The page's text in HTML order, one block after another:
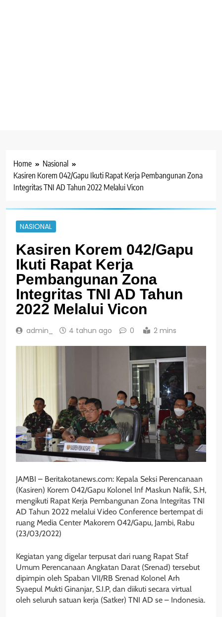
Home
Nasional
Kasiren Korem 042/Gapu Ikuti Rapat Kerja Pembangunan Zona
Integritas TNI AD Tahun 2022 Melalui Vicon
NASIONAL
Kasiren Korem 042/Gapu
Ikuti Rapat Kerja
Pembangunan Zona
Integritas TNI AD Tahun
2022 Melalui Vicon
admin_ 4 tahun ago 0 2 mins
JAMBI – Beritakotanews.com: Kepala Seksi Perencanaan
(Kasiren) Korem 042/Gapu Kolonel Inf Maskun Nafik, S.H,
mengikuti Rapat Kerja Pembangunan Zona Integritas TNI
AD Tahun 2022 melalui Video Conference bertempat di
ruang Media Center Makorem 042/Gapu, Jambi, Rabu
(23/03/2022)
Kegiatan yang digelar terpusat dari ruang Rapat Staf
Umum Perencanaan Angkatan Darat (Srenad) tersebut
dipimpin oleh Spaban VII/RB Srenad Kolonel Arh
Syaepul Mukti Ginanjar, S.I.P, dan diikuti secara virtual
oleh seluruh satuan kerja (Satker) TNI AD se – Indonesia.